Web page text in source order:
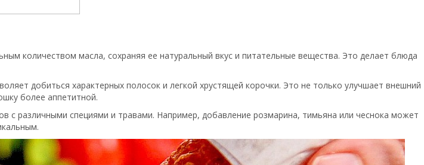
количеством масла, сохраняя ее натуральный вкус и питательные вещества. Это делает блюда
добиться характерных полосок и легкой хрустящей корочки. Это не только улучшает внешний
более аппетитной.
с различными специями и травами. Например, добавление розмарина, тимьяна или чеснока может